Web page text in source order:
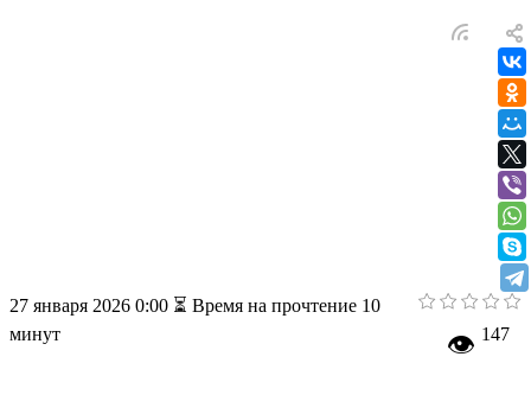
27 января 2026 0:00 ⏳ Время на прочтение 10
минут
👁 147